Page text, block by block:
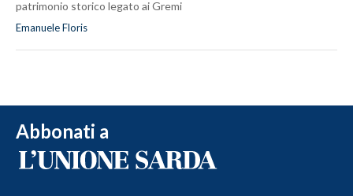
patrimonio storico legato ai Gremi
Emanuele Floris
Abbonati a